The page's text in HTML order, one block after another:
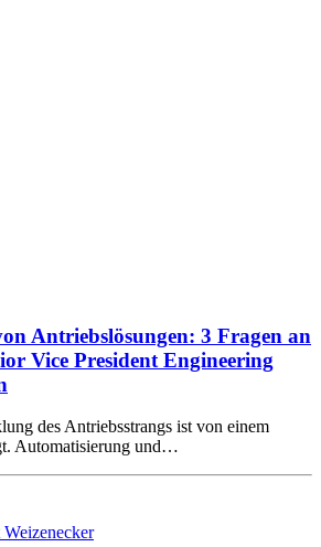
Antriebslösungen: 3 Fragen an
Vice President Engineering
des Antriebsstrangs ist von einem
Automatisierung und…